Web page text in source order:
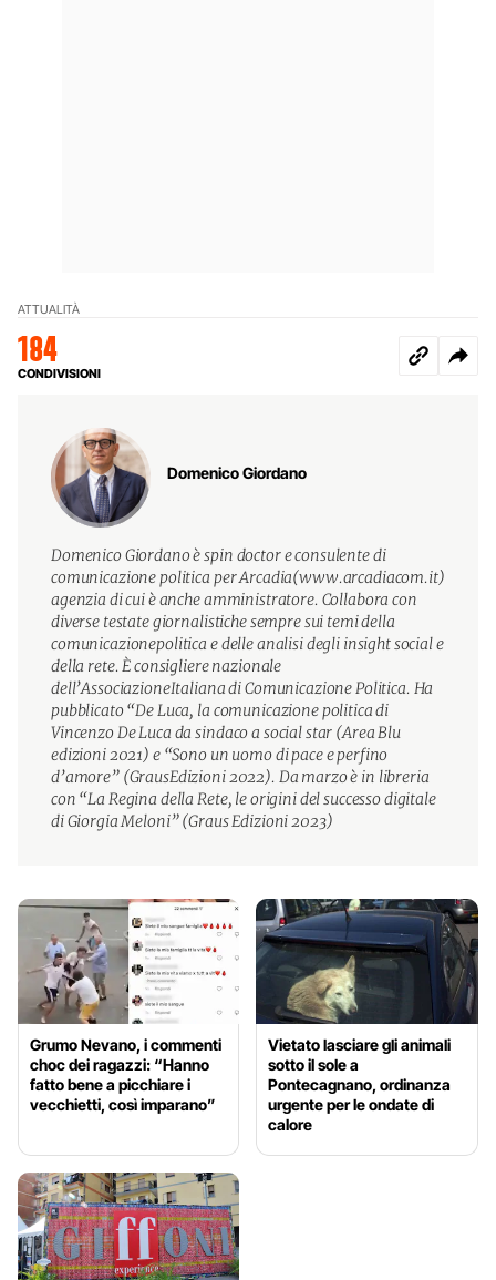
ATTUALITÀ
184
CONDIVISIONI
Domenico Giordano
Domenico Giordano è spin doctor e consulente di
comunicazione politica per Arcadia(www.arcadiacom.it)
agenzia di cui è anche amministratore. Collabora con
diverse testate giornalistiche sempre sui temi della
comunicazionepolitica e delle analisi degli insight social e
della rete. È consigliere nazionale
dell’AssociazioneItaliana di Comunicazione Politica. Ha
pubblicato “De Luca, la comunicazione politica di
Vincenzo De Luca da sindaco a social star (Area Blu
edizioni 2021) e “Sono un uomo di pace e perfino
d’amore” (GrausEdizioni 2022). Da marzo è in libreria
con “La Regina della Rete, le origini del successo digitale
di Giorgia Meloni” (Graus Edizioni 2023)
Grumo Nevano, i commenti
choc dei ragazzi: “Hanno
fatto bene a picchiare i
vecchietti, così imparano”
Vietato lasciare gli animali
sotto il sole a
Pontecagnano, ordinanza
urgente per le ondate di
calore